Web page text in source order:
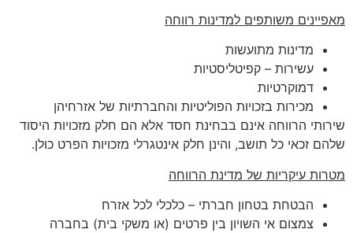
מאפיינים משותפים למדינות רווחה
מדינות מתועשות
עשירות – קפיטליסטיות
דמוקרטיות
מכירות בזכויות הפוליטיות והחברתיות של אזרחיהן
שירותי הרווחה אינם בבחינת חסד אלא הם חלק מזכויות היסוד
שלהם זכאי כל תושב, והינן חלק אינטגרלי מזכויות הפרט כולן.
מטרות עיקריות של מדינת הרווחה
הבטחת בטחון חברתי – כלכלי לכל אזרח
צמצום אי השויון בין פרטים (או משקי בית) בחברה